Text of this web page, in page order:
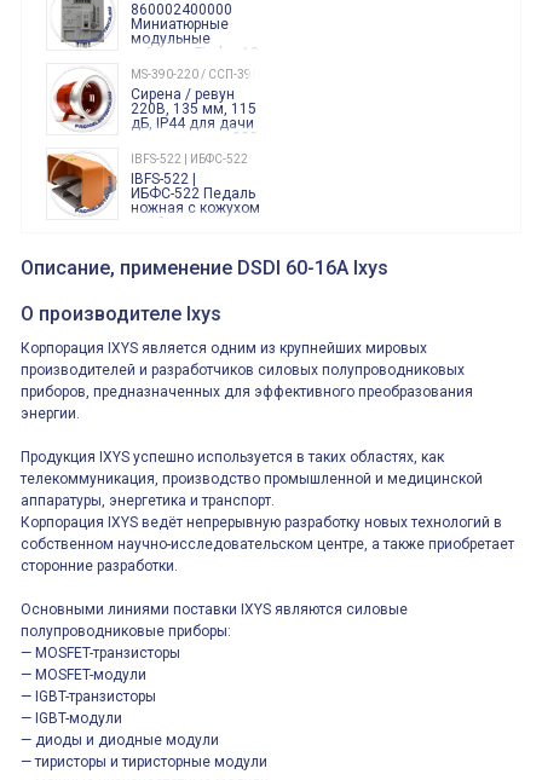
860002400000
Миниатюрные
модульные
таймеры Finder, 12-
240 Вольт AC/DC
Finder
86.00.0.240.0000
MS-390-220 / ССП-390 220В
Сирена / ревун
220В, 135 мм, 115
дБ, IP44 для дачи
производства 220
Вольт звук ситены
"пожарная
тревога"
IBFS-522 | ИБФС-522
IBFS-522 |
ИБФС-522 Педаль
ножная с кожухом
двойная,
15Ампер 250В
XVR13M05L
Маячок
оранжевый
230VAC 130мм
ВКН8108
Концевой
выключатель /
выключатель
ролик
реле времени
0.1cек.-10 дней, 10
функций/режимов
Описание, применение DSDI 60-16A Ixys
О производителе Ixys
Корпорация IXYS является одним из крупнейших мировых
производителей и разработчиков силовых полупроводниковых
приборов, предназначенных для эффективного преобразования
энергии.
Продукция IXYS успешно используется в таких областях, как
телекоммуникация, производство промышленной и медицинской
аппаратуры, энергетика и транспорт.
Корпорация IXYS ведёт непрерывную разработку новых технологий в
собственном научно-исследовательском центре, а также приобретает
сторонние разработки.
Основными линиями поставки IXYS являются силовые
полупроводниковые приборы:
— MOSFET-транзисторы
— MOSFET-модули
— IGBT-транзисторы
— IGBT-модули
— диоды и диодные модули
— тиристоры и тиристорные модули